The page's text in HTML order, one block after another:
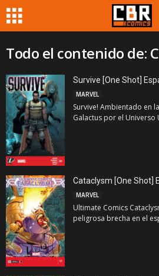
Todo el contenido de:
Survive [One Shot]
MARVEL
Survive! Ambientado en
Galactus por el Universo
Cataclysm [One Shot]
MARVEL
Ultimate Comics
peligrosa brecha en el